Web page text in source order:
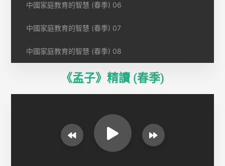
中國家庭教育的智慧 (春季) 06
中國家庭教育的智慧 (春季) 07
中國家庭教育的智慧 (春季) 08
《孟子》精讀 (春季)